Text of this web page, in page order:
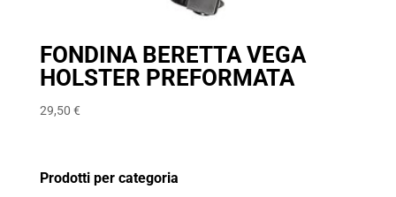
FONDINA BERETTA VEGA
HOLSTER PREFORMATA
29,50 €
Prodotti per categoria